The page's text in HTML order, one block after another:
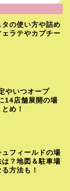
の使い方や詰め
ラテやカプチー
やいつオープ
14店舗展開の場
め！
フィールドの場
？地図＆駐車場
方法も！